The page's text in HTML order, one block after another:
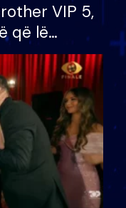
VIP 5,
që lë
për